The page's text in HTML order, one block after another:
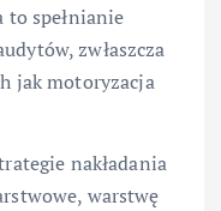
to spełnianie
zwłaszcza
jak motoryzacja
nakładania
warstwę